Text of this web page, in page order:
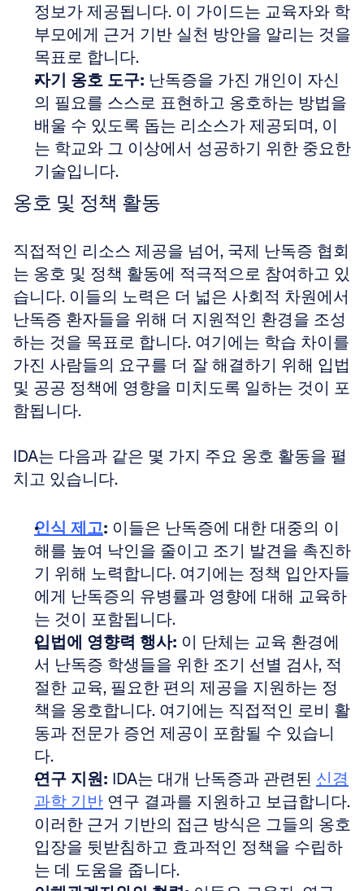
정보가 제공됩니다. 이 가이드는 교육자와 학
부모에게 근거 기반 실천 방안을 알리는 것을
목표로 합니다.
자기 옹호 도구: 난독증을 가진 개인이 자신
의 필요를 스스로 표현하고 옹호하는 방법을
배울 수 있도록 돕는 리소스가 제공되며, 이
는 학교와 그 이상에서 성공하기 위한 중요한
기술입니다.
옹호 및 정책 활동
직접적인 리소스 제공을 넘어, 국제 난독증 협회
는 옹호 및 정책 활동에 적극적으로 참여하고 있
습니다. 이들의 노력은 더 넓은 사회적 차원에서
난독증 환자들을 위해 더 지원적인 환경을 조성
하는 것을 목표로 합니다. 여기에는 학습 차이를
가진 사람들의 요구를 더 잘 해결하기 위해 입법
및 공공 정책에 영향을 미치도록 일하는 것이 포
함됩니다.
IDA는 다음과 같은 몇 가지 주요 옹호 활동을 펼
치고 있습니다.
인식 제고: 이들은 난독증에 대한 대중의 이
해를 높여 낙인을 줄이고 조기 발견을 촉진하
기 위해 노력합니다. 여기에는 정책 입안자들
에게 난독증의 유병률과 영향에 대해 교육하
는 것이 포함됩니다.
입법에 영향력 행사: 이 단체는 교육 환경에
서 난독증 학생들을 위한 조기 선별 검사, 적
절한 교육, 필요한 편의 제공을 지원하는 정
책을 옹호합니다. 여기에는 직접적인 로비 활
동과 전문가 증언 제공이 포함될 수 있습니
다.
연구 지원: IDA는 대개 난독증과 관련된 신경
과학 기반 연구 결과를 지원하고 보급합니다.
이러한 근거 기반의 접근 방식은 그들의 옹호
입장을 뒷받침하고 효과적인 정책을 수립하
는 데 도움을 줍니다.